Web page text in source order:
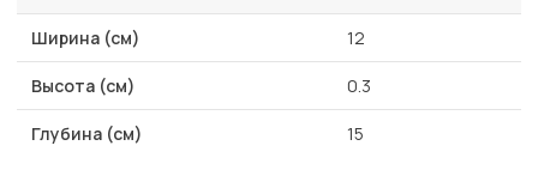
Ширина (см) 12
Высота (см) 0.3
Глубина (см) 15